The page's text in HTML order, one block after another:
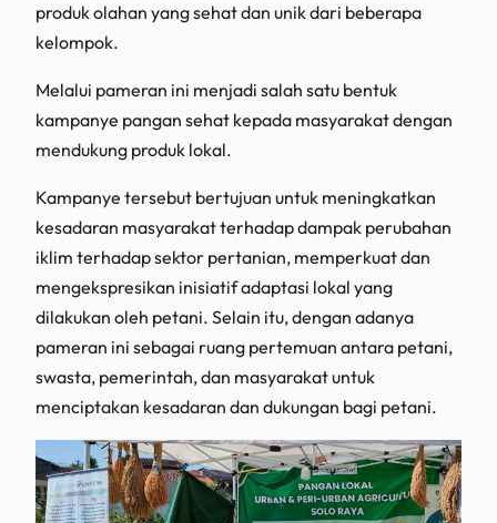
produk olahan yang sehat dan unik dari beberapa
kelompok.
Melalui pameran ini menjadi salah satu bentuk
kampanye pangan sehat kepada masyarakat dengan
mendukung produk lokal.
Kampanye tersebut bertujuan untuk meningkatkan
kesadaran masyarakat terhadap dampak perubahan
iklim terhadap sektor pertanian, memperkuat dan
mengekspresikan inisiatif adaptasi lokal yang
dilakukan oleh petani. Selain itu, dengan adanya
pameran ini sebagai ruang pertemuan antara petani,
swasta, pemerintah, dan masyarakat untuk
menciptakan kesadaran dan dukungan bagi petani.